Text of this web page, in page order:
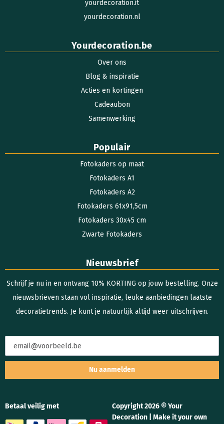
yourdecoration.it
yourdecoration.nl
Yourdecoration.be
Over ons
Blog & inspiratie
Acties en kortingen
Cadeaubon
Samenwerking
Populair
Fotokaders op maat
Fotokaders A1
Fotokaders A2
Fotokaders 61x91,5cm
Fotokaders 30x45 cm
Zwarte Fotokaders
Nieuwsbrief
Schrijf je nu in en ontvang 10% KORTING op jouw bestelling. Onze
nieuwsbrieven staan vol inspiratie, leuke aanbiedingen laatste
decoratietrends. Je kunt je natuurlijk altijd weer uitschrijven.
Nu aanmelden
Betaal veilig met
Copyright 2026 © Your
Decoration | Make it your own